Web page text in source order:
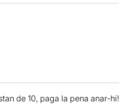
de 10, paga la pena anar-hi!